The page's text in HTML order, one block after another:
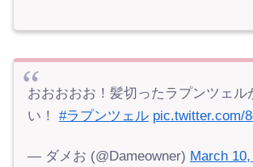
おおおおお！髪切ったラプンツェル
い！ #ラプンツェル pic.twitter.com/
— ダメお (@Dameowner) March